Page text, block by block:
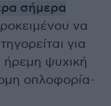
σήμερα
να
για
ψυχική
οπλοφορία-